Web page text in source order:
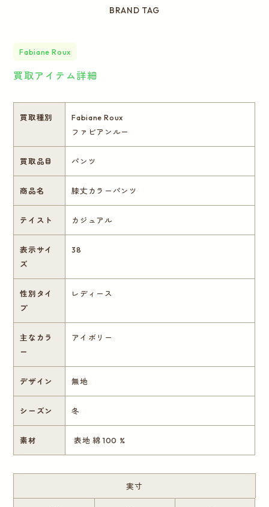
BRAND TAG
Fabiane Roux
買取アイテム詳細
買取種別
Fabiane Roux
ファビアンルー
買取品目 パンツ
商品名 膝丈カラーパンツ
テイスト カジュアル
表示サイ
ズ
38
性別タイ
プ
レディース
主なカラ
ー
アイボリー
デザイン 無地
シーズン 冬
素材 表地 綿 100 %
実寸